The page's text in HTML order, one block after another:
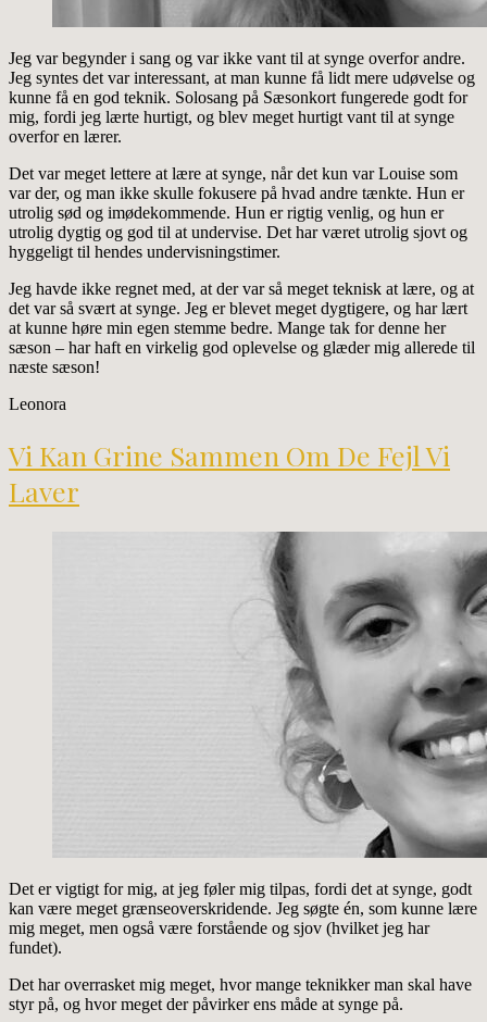
Jeg var begynder i sang og var ikke vant til at synge overfor andre.
Jeg syntes det var interessant, at man kunne få lidt mere udøvelse og
kunne få en god teknik. Solosang på Sæsonkort fungerede godt for
mig, fordi jeg lærte hurtigt, og blev meget hurtigt vant til at synge
overfor en lærer.
Det var meget lettere at lære at synge, når det kun var Louise som
var der, og man ikke skulle fokusere på hvad andre tænkte. Hun er
utrolig sød og imødekommende. Hun er rigtig venlig, og hun er
utrolig dygtig og god til at undervise. Det har været utrolig sjovt og
hyggeligt til hendes undervisningstimer.
Jeg havde ikke regnet med, at der var så meget teknisk at lære, og at
det var så svært at synge. Jeg er blevet meget dygtigere, og har lært
at kunne høre min egen stemme bedre. Mange tak for denne her
sæson – har haft en virkelig god oplevelse og glæder mig allerede til
næste sæson!
Leonora
Vi Kan Grine Sammen Om De Fejl Vi
Laver
Det er vigtigt for mig, at jeg føler mig tilpas, fordi det at synge, godt
kan være meget grænseoverskridende. Jeg søgte én, som kunne lære
mig meget, men også være forstående og sjov (hvilket jeg har
fundet).
Det har overrasket mig meget, hvor mange teknikker man skal have
styr på, og hvor meget der påvirker ens måde at synge på.